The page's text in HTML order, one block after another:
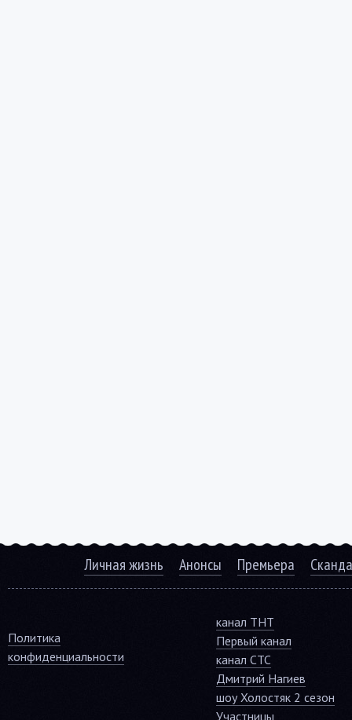
Личная жизнь Анонсы Премьера
Политика
конфиденциальности
канал ТНТ
Первый канал
канал СТС
Дмитрий Нагиев
шоу Холостяк 2 сезон
Участницы